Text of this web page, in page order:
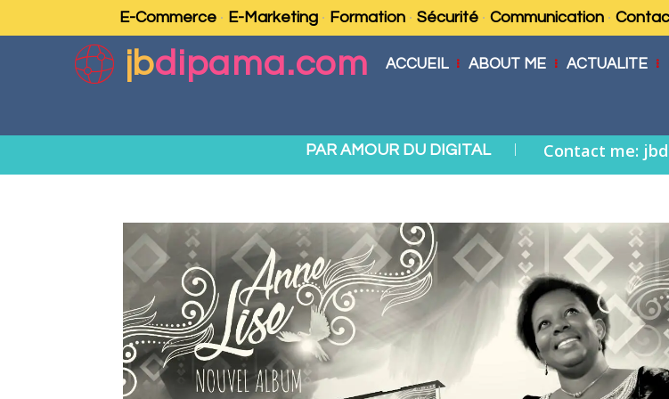
E-Commerce E-Marketing Formation Sécurité Communication
jbdipama.com ACCUEIL ABOUT ME ACTUALITE
PAR AMOUR DU DIGITAL | Contact me: